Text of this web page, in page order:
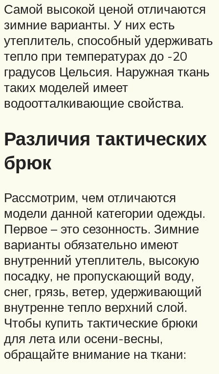
Самой высокой ценой отличаются
зимние варианты. У них есть
утеплитель, способный удерживать
тепло при температурах до -20
градусов Цельсия. Наружная ткань
таких моделей имеет
водоотталкивающие свойства.
Различия тактических
брюк
Рассмотрим, чем отличаются
модели данной категории одежды.
Первое – это сезонность. Зимние
варианты обязательно имеют
внутренний утеплитель, высокую
посадку, не пропускающий воду,
снег, грязь, ветер, удерживающий
внутренне тепло верхний слой.
Чтобы купить тактические брюки
для лета или осени-весны,
обращайте внимание на ткани: